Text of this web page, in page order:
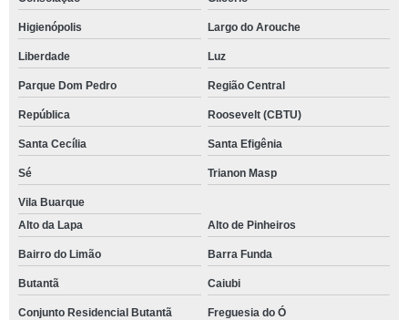
Higienópolis Largo do Arouche
Liberdade Luz
Parque Dom Pedro Região Central
República Roosevelt (CBTU)
Santa Cecília Santa Efigênia
Sé Trianon Masp
Vila Buarque
Alto da Lapa
Alto de Pinheiros
Bairro do Limão Barra Funda
Butantã Caiubi
Conjunto Residencial Butantã Freguesia do Ó